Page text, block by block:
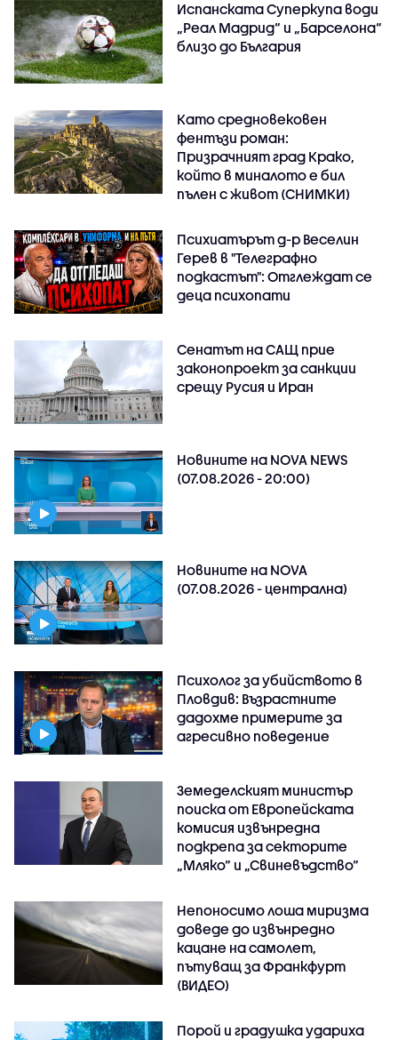
Испанската Суперкупа води
„Реал Мадрид“ и „Барселона“
близо до България
Като средновековен
фентъзи роман:
Призрачният град Крако,
който в миналото е бил
пълен с живот (СНИМКИ)
Психиатърът д-р Веселин
Герев в "Телеграфно
подкастът": Отглеждат се
деца психопати
Сенатът на САЩ прие
законопроект за санкции
срещу Русия и Иран
Новините на NOVA NEWS
(07.08.2026 - 20:00)
Новините на NOVA
(07.08.2026 - централна)
Психолог за убийството в
Пловдив: Възрастните
дадохме примерите за
агресивно поведение
Земеделският министър
поиска от Европейската
комисия извънредна
подкрепа за секторите
„Мляко“ и „Свиневъдство“
Непоносимо лоша миризма
доведе до извънредно
кацане на самолет,
пътуващ за Франкфурт
(ВИДЕО)
Порой и градушка удариха